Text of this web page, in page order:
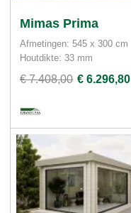
Mimas Prima
Afmetingen: 545 x 300 cm
Houtdikte: 33 mm
€ 7.408,00 € 6.296,80